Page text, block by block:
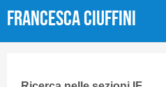
Short presentation CIFI
Francesca CIUFFINI